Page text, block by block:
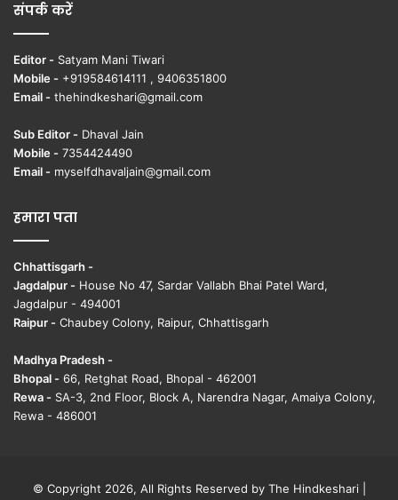
संपर्क करें
Editor - Satyam Mani Tiwari
Mobile - +919584614111 , 9406351800
Email - thehindkeshari@gmail.com
Sub Editor - Dhaval Jain
Mobile - 7354424490
Email - myselfdhavaljain@gmail.com
हमारा पता
Chhattisgarh -
Jagdalpur - House No 47, Sardar Vallabh Bhai Patel Ward,
Jagdalpur - 494001
Raipur - Chaubey Colony, Raipur, Chhattisgarh
Madhya Pradesh -
Bhopal - 66, Retghat Road, Bhopal - 462001
Rewa - SA-3, 2nd Floor, Block A, Narendra Nagar, Amaiya Colony,
Rewa - 486001
© Copyright 2026, All Rights Reserved by The Hindkeshari |